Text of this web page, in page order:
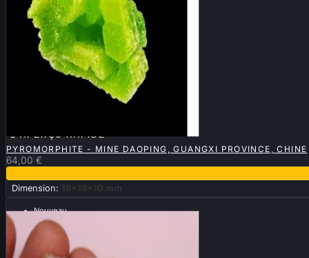
 APERÇU RAPIDE
PYROMORPHITE - MINE DAOPING, GUANGXI PROVINCE, CHINE
64,00 €
Dimension: 16x16x10 mm
Nouveau